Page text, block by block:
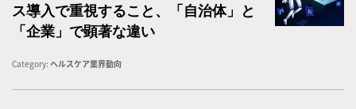
ス導入で重視すること、「自治体」と
「企業」で顕著な違い
Category: ヘルスケア業界動向